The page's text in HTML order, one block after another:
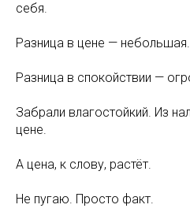
себя.
Разница в цене — небольшая.
Разница в спокойствии —
Забрали влагостойкий. Из
цене.
А цена, к слову, растёт.
Не пугаю. Просто факт.